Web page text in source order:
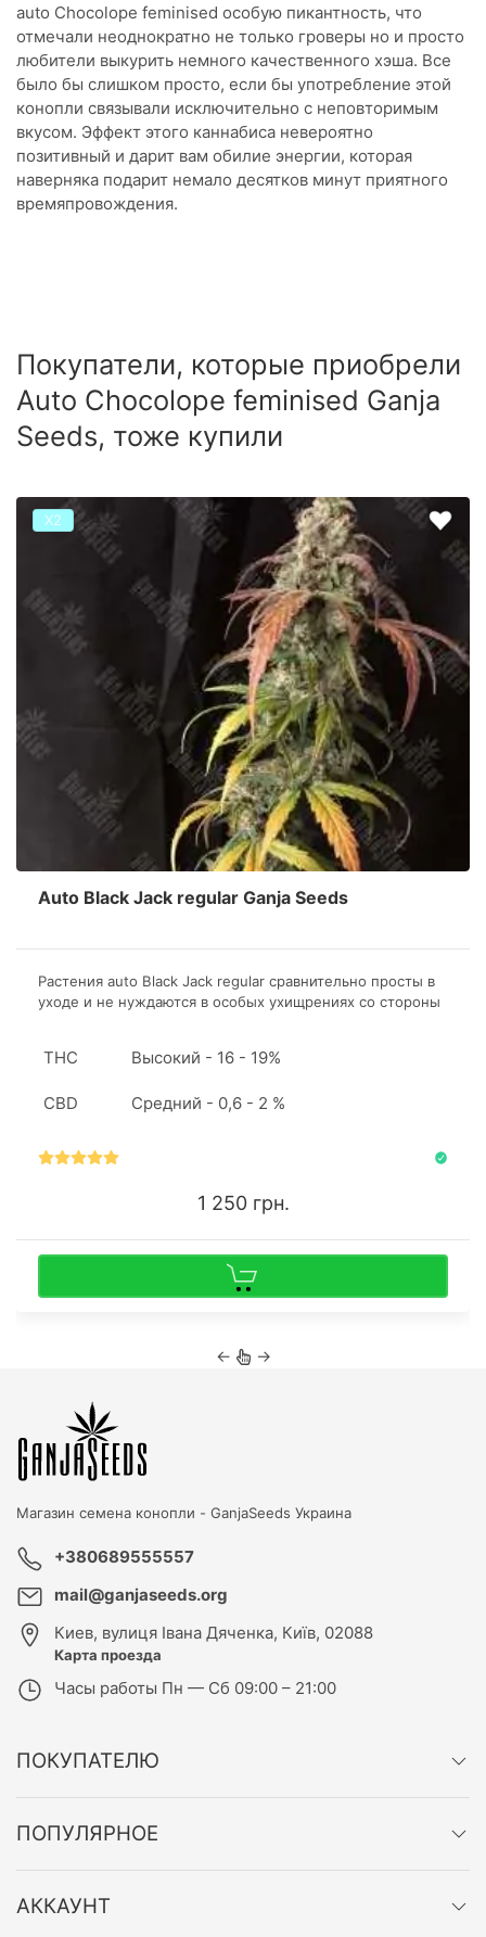
auto Chocolope feminised особую пикантность, что
отмечали неоднократно не только гроверы но и просто
любители выкурить немного качественного хэша. Все
было бы слишком просто, если бы употребление этой
конопли связывали исключительно с неповторимым
вкусом. Эффект этого каннабиса невероятно
позитивный и дарит вам обилие энергии, которая
наверняка подарит немало десятков минут приятного
времяпровождения.
Покупатели, которые приобрели
Auto Chocolope feminised Ganja
Seeds, тоже купили
Х2
Auto Black Jack regular Ganja Seeds
Растения auto Black Jack regular сравнительно просты в
уходе и не нуждаются в особых ухищрениях со стороны
и преодолеть метровую отметку.
THC Высокий - 16 - 19%
CBD Средний - 0,6 - 2 %
1 250 грн.
← →
Магазин семена конопли - GanjaSeeds Украина
+380689555557
mail@ganjaseeds.org
Киев, вулиця Івана Дяченка, Київ, 02088
Карта проезда
Часы работы Пн — Сб 09:00 – 21:00
ПОКУПАТЕЛЮ
ПОПУЛЯРНОЕ
АККАУНТ